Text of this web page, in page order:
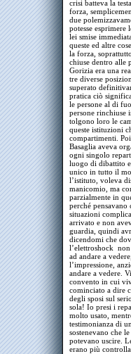
crisi batteva la
forza,
due
potesse esprimere
lei smise
queste ed altre
la forza,
chiuse dentro alle
Gorizia era una
tre diverse
superato
pratica ciò
le persone al di
persone rinchiuse
tolgono loro le
queste istituzioni
compartimenti.
Basaglia aveva
ogni singolo
luogo di dibattito e
unico in tutto il
l’istituto, voleva
manicomio, ma
parzialmente in
perché
situazioni
arrivato e non
guardia, quindi
dicendomi che
l’elettroshock
ad andare a
l’impressione,
andare a vedere.
convento in cui
cominciato a dire
degli sposi sul
sola! Io presi i
molto usato,
testimonianza di
sostenevano che
potevano uscire.
erano più